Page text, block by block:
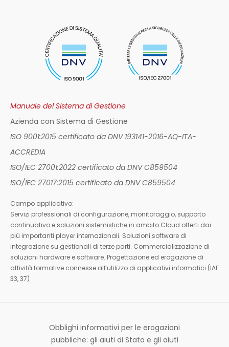
Manuale del Sistema di Gestione
Azienda con Sistema di Gestione
ISO 9001:2015 certificato da DNV 193141-2016-AQ-ITA-
ACCREDIA
ISO/IEC 27001:2022 certificato da DNV C859504
ISO/IEC 27017:2015 certificato da DNV C859504
Campo applicativo:
Servizi professionali di configurazione, monitoraggio, supporto
continuativo e soluzioni sistemistiche in ambito Cloud offerti dai
più importanti player internazionali. Soluzioni software di
integrazione su gestionali di terze parti. Commercializzazione di
soluzioni hardware e software. Progettazione ed erogazione di
attività formative connesse all’utilizzo di applicativi informatici (IAF
33, 37)
Obblighi informativi per le erogazioni
pubbliche: gli aiuti di Stato e gli aiuti